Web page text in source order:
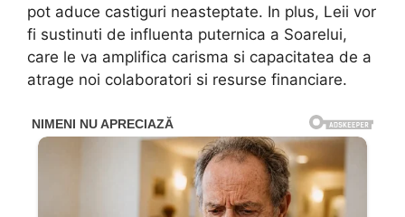
pot aduce castiguri neasteptate. In plus, Leii vor
fi sustinuti de influenta puternica a Soarelui,
care le va amplifica carisma si capacitatea de a
atrage noi colaboratori si resurse financiare.